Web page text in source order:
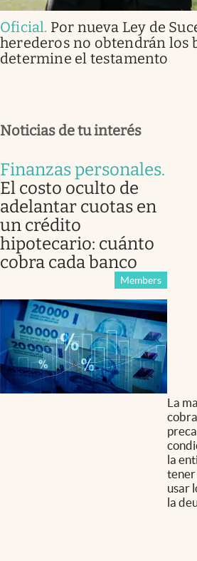
Oficial. Por nueva Ley de
herederos no obtendrán los
determine el testamento
Noticias de tu interés
Finanzas personales.
El costo oculto de
adelantar cuotas en
un crédito
hipotecario: cuánto
cobra cada banco
Members
La
la
tener
usar
la